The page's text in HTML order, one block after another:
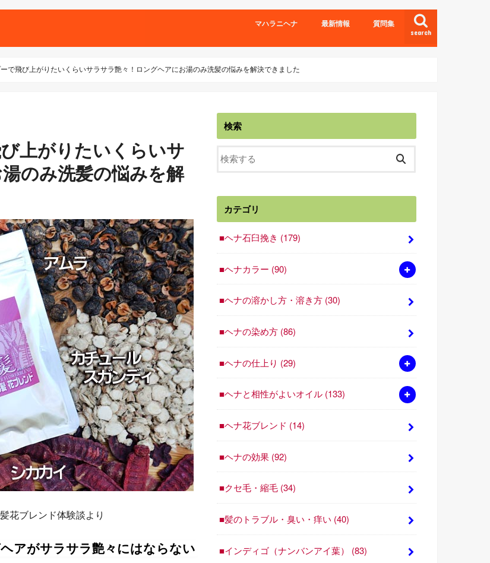
search
マハラニヘナ 最新情報 質問集
で飛び上がりたいくらいサラサラ艶々！ロングヘアにお湯のみ洗髪の悩みを解決できました
上がりたいくらいサ
のみ洗髪の悩みを解
花ブレンド体験談より
アがサラサラ艶々にはならない
検索
カテゴリ
■ヘナ石臼挽き (179)
■ヘナカラー (90)
■ヘナの溶かし方・溶き方 (30)
■ヘナの染め方 (86)
■ヘナの仕上り (29)
■ヘナと相性がよいオイル (133)
■ヘナ花ブレンド (14)
■ヘナの効果 (92)
■クセ毛・縮毛 (34)
■髪のトラブル・臭い・痒い (40)
■インディゴ（ナンバンアイ葉） (83)